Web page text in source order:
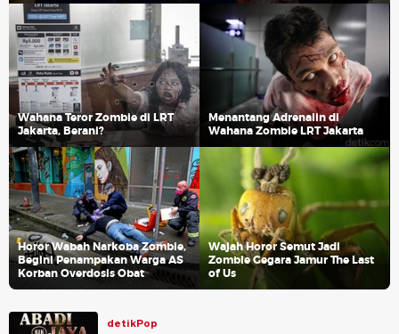
Wahana Teror Zombie di LRT
Jakarta, Berani?
Menantang Adrenalin di
Wahana Zombie LRT Jakarta
Horor Wabah Narkoba Zombie,
Begini Penampakan Warga AS
Korban Overdosis Obat
Wajah Horor Semut Jadi
Zombie Gegara Jamur The Last
of Us
detikPop